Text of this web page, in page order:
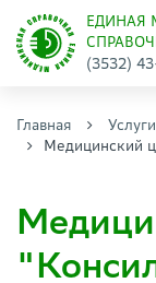
ЕДИНАЯ
(3532)
Главная Услуги
Медицинский